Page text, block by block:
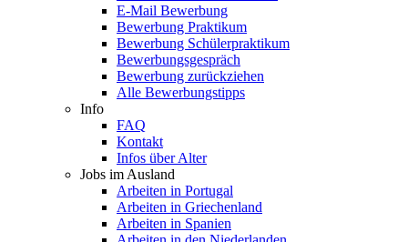
E-Mail Bewerbung
Bewerbung Praktikum
Bewerbung Schülerpraktikum
Bewerbungsgespräch
Bewerbung zurückziehen
Alle Bewerbungstipps
Info
FAQ
Kontakt
Infos über Alter
Jobs im Ausland
Arbeiten in Portugal
Arbeiten in Griechenland
Arbeiten in Spanien